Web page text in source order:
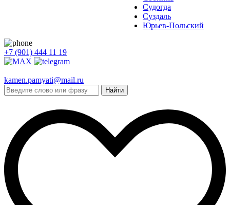
Судогда
Суздаль
Юрьев-Польский
+7 (901) 444 11 19
kamen.pamyati@mail.ru